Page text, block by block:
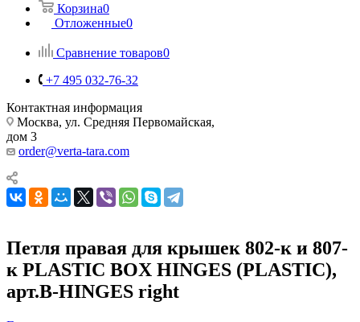
Корзина0
Отложенные0
Сравнение товаров0
+7 495 032-76-32
Контактная информация
Москва, ул. Средняя Первомайская,
дом 3
order@verta-tara.com
Петля правая для крышек 802-к и 807-
к PLASTIC BOX HINGES (PLASTIC),
арт.B-HINGES right